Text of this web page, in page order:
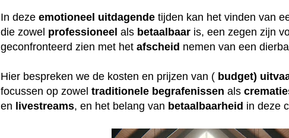
In dezeemotioneel uitdagende tijden kan het vinden van
die zowel professioneel als betaalbaar is, een zegen zijn
geconfronteerd zien met hetafscheid nemen van een
Hier bespreken we de kosten en prijzen van ( budget)
focussen op zoweltraditionele begrafenissen als
en livestreams, en het belang van betaalbaarheid in deze